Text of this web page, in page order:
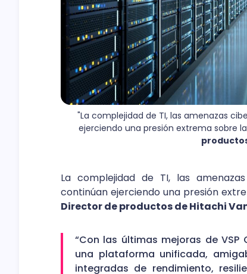
"La complejidad de TI, las amenazas
ejerciendo una presión extrema sobre
La complejidad de TI, las
continúan ejerciendo una presión
Director de productos de Hitachi
“Con las últimas mejoras de
una plataforma unificada,
integradas de rendimiento,